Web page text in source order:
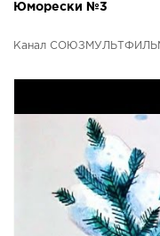
Юморески №3
Канал